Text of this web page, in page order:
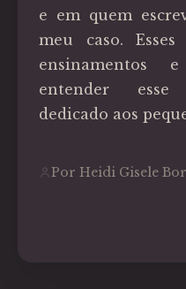
e em quem
meu caso.
ensinamentos
entender
dedicado aos
Por Heidi Gisele